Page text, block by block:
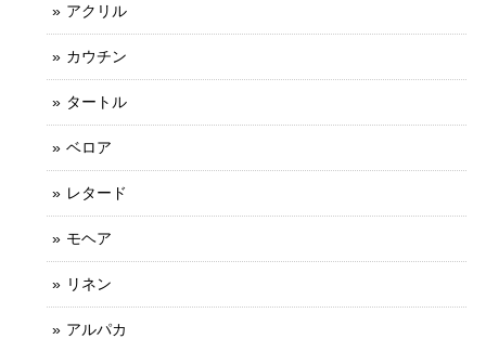
アクリル
カウチン
タートル
ベロア
レタード
モヘア
リネン
アルパカ